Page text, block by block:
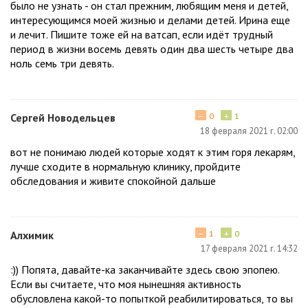
было не узнать - он стал прежним, любящим меня и детей,
интересующимся моей жизнью и делами детей. Ирина еще
и лечит. Пишите тоже ей на ватсап, если идёт трудный
период в жизни восемь девять один два шесть четыре два
ноль семь три девять.
Сергей Новодельцев + 1
− 0
18 февраля 2021 г. 02:00
вот не понимаю людей которые ходят к этим горя лекарям,
лучше сходите в нормальную клинику, пройдите
обследования и живите спокойной дальше
Алхимик + 0
− 1
17 февраля 2021 г. 14:32
:)) Попята, давайте-ка заканчивайте здесь свою эпопею.
Если вы считаете, что моя нынешняя активность
обусловлена какой-то попыткой реабилитироваться, то вы